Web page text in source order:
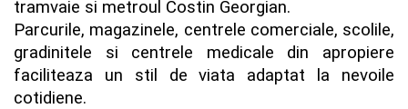
tramvaie si metroul Costin Georgian.
Parcurile, magazinele, centrele comerciale, scolile,
gradinitele si centrele medicale din apropiere
faciliteaza un stil de viata adaptat la nevoile
cotidiene.